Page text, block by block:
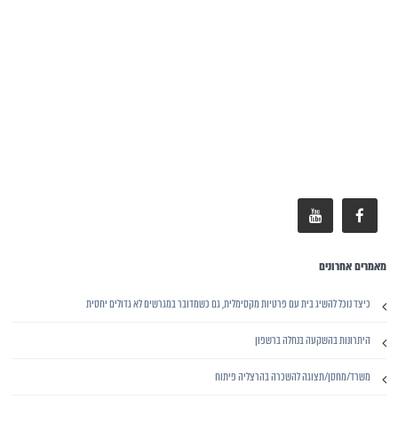
מאמרים אחרונים
כיצד נוכל להשיג בית עם פרטיות מקסימלית, גם כשמדובר במגרשים לא גדולים יחסית
היתרונות בהשקעה בנחלה ברשפון
משרד/מחסן/תצוגה להשכרה בהרצליה פיתוח